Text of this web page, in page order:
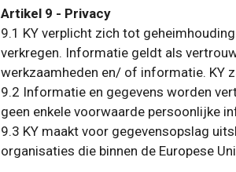
Artikel 9 - Privacy
9.1 KY verplicht zich tot
verkregen. Informatie geldt als
werkzaamheden en/ of informatie. KY
9.2 Informatie en gegevens worden
geen enkele voorwaarde persoonlijke
9.3 KY maakt voor gegevensopslag
organisaties die binnen de Europese